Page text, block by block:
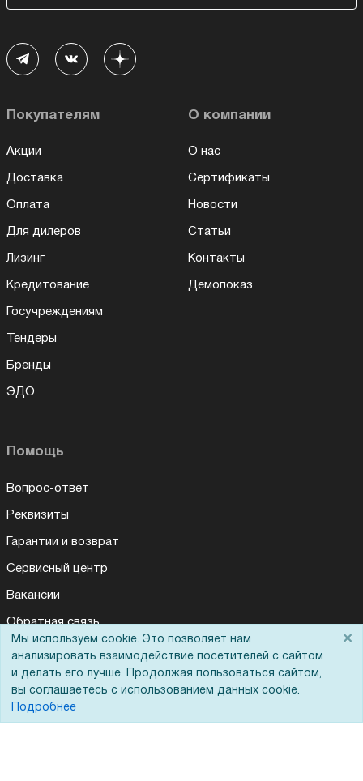
Покупателям
Акции
Доставка
Оплата
Для дилеров
Лизинг
Кредитование
Госучреждениям
Тендеры
Бренды
ЭДО
О компании
О нас
Сертификаты
Новости
Статьи
Контакты
Демопоказ
Помощь
Вопрос-ответ
Реквизиты
Гарантии и возврат
Сервисный центр
Вакансии
Обратная связь
Для Таможенного союза
Запрос актов сверки
Мы используем cookie. Это позволяет нам
анализировать взаимодействие посетителей с сайтом
и делать его лучше. Продолжая пользоваться сайтом,
вы соглашаетесь с использованием данных cookie.
Подробнее
×